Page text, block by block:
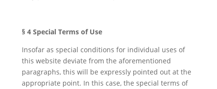
§ 4 Special Terms of Use
Insofar as special conditions for individual uses of
this website deviate from the aforementioned
paragraphs, this will be expressly pointed out at the
appropriate point. In this case, the special terms of